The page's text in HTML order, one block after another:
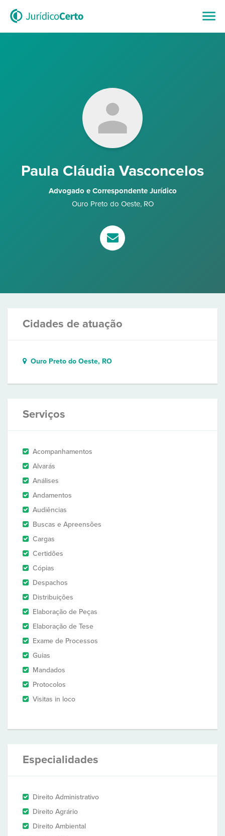
Paula Cláudia Vasconcelos
Advogado e Correspondente Jurídico
Ouro Preto do Oeste, RO
Cidades de atuação
Ouro Preto do Oeste, RO
Serviços
Acompanhamentos
Alvarás
Análises
Andamentos
Audiências
Buscas e Apreensões
Cargas
Certidões
Cópias
Despachos
Distribuições
Elaboração de Peças
Elaboração de Tese
Exame de Processos
Guias
Mandados
Protocolos
Visitas in loco
Especialidades
Direito Administrativo
Direito Agrário
Direito Ambiental